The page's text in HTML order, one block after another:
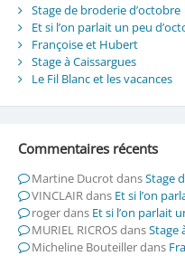
Stage de broderie d’octobre
Et si l’on parlait un peu
Françoise et Hubert
Stage à Caissargues
Le Fil Blanc et les vacances
Commentaires récents
Martine DucrotdansStage
VINCLAIRdans Et si l’on
rogerdans Et si l’on parlait
MURIEL RICROSdansStage
Micheline Bouteillerdans